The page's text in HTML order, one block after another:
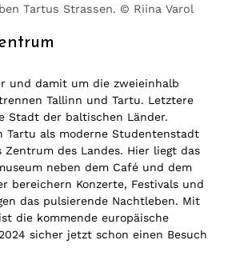
Tartus Strassen. © Riina Varol
und damit um die zweieinhalb
Tallinn und Tartu. Letztere
Stadt der baltischen Länder.
Tartu als moderne Studentenstadt
des Landes. Hier liegt das
neben dem Café und dem
bereichern Konzerte, Festivals und
das pulsierende Nachtleben. Mit
die kommende europäische
sicher jetzt schon einen Besuch